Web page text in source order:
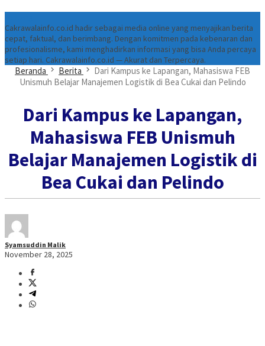
Cakrawalainfo.co.id hadir sebagai media online yang menyajikan berita
cepat, faktual, dan berimbang. Dengan komitmen pada kebenaran dan
profesionalisme, kami menghadirkan informasi yang bisa Anda percaya
setiap hari. Cakrawalainfo.co.id — Akurat dan Terpercaya.
Beranda Berita
Dari Kampus ke Lapangan, Mahasiswa FEB
Unismuh Belajar Manajemen Logistik di Bea Cukai dan Pelindo
Dari Kampus ke Lapangan,
Mahasiswa FEB Unismuh
Belajar Manajemen Logistik di
Bea Cukai dan Pelindo
Syamsuddin Malik
November 28, 2025